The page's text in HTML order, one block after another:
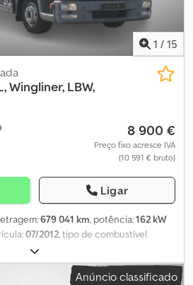
1 / 15
Wingliner, LBW,
8 900 €
Preço fixo acresce IVA
(10 591 € bruto)
Ligar
679 041 km, potência:162 kW
07/2012, tipo de combustível:
, configuração de eixo:
automático, classe de emissão:
, altura total:3 950 mm, volume do
Anúncio classificado